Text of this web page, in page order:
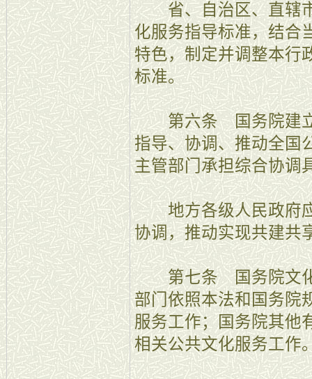
省、自治区、直辖市
化服务指导标准，结合
特色，制定并调整本行
标准。
第六条 国务院建立
指导、协调、推动全国
主管部门承担综合协调
地方各级人民政府应
协调，推动实现共建共
第七条 国务院文化
部门依照本法和国务院
服务工作；国务院其他
相关公共文化服务工作